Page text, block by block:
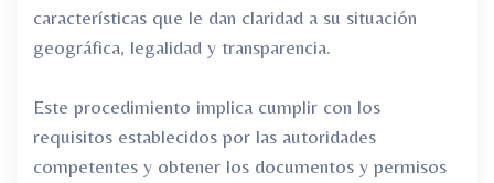
características que le dan claridad a su situación
geográfica, legalidad y transparencia.
Este procedimiento implica cumplir con los
requisitos establecidos por las autoridades
competentes y obtener los documentos y permisos